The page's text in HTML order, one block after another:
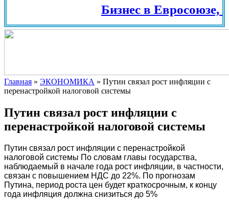
Бизнес в Евросоюзе,
Главная » ЭКОНОМИКА » Путин связал рост инфляции с
перенастройкой налоговой системы
Путин связал рост инфляции с
перенастройкой налоговой системы
Путин связал рост инфляции с перенастройкой
налоговой системы По словам главы государства,
наблюдаемый в начале года рост инфляции, в частности,
связан с повышением НДС до 22%. По прогнозам
Путина, период роста цен будет краткосрочным, к концу
года инфляция должна снизиться до 5%